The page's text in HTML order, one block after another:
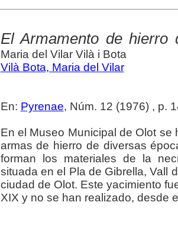
El Armamento de hierro
Maria del Vilar Vilà i Bota
Vilà Bota, Maria del Vilar
En: Pyrenae, Núm. 12 (1976) , p.
En el Museo Municipal de Olot
armas de hierro de diversas
forman los materiales de la
situada en el Pla de Gibrella, Vall
ciudad de Olot. Este yacimiento
XIX y no se han realizado, desde